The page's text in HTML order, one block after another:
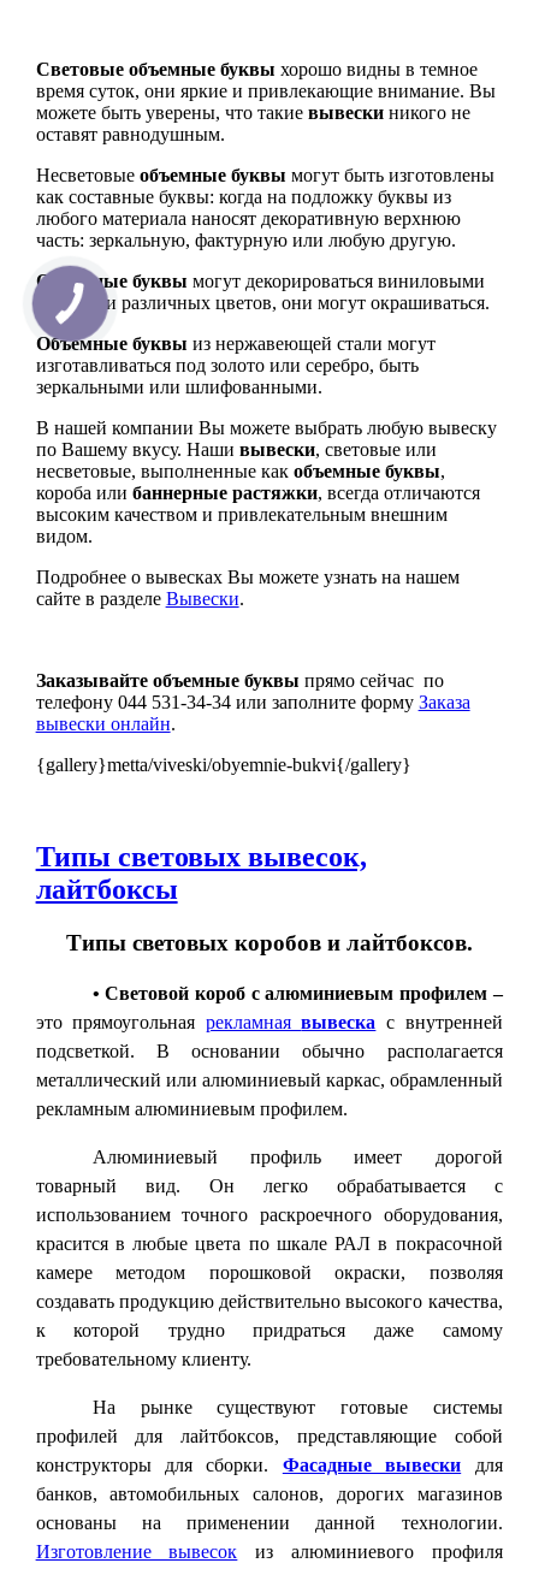
Световые объемные буквы хорошо видны в темное
время суток, они яркие и привлекающие внимание. Вы
можете быть уверены, что такие вывескиникого не
оставят равнодушным.
Несветовые объемные буквы могут быть изготовлены
как составные буквы: когда на подложку буквы из
любого материала наносят декоративную верхнюю
часть: зеркальную, фактурную или любую другую.
Объемные буквы могут декорироваться виниловыми
пленками различных цветов, они могут окрашиваться.
Объемные буквы из нержавеющей стали могут
изготавливаться под золото или серебро, быть
зеркальными или шлифованными.
В нашей компании Вы можете выбрать любую вывеску
по Вашему вкусу. Наши вывески, световые или
несветовые, выполненные как объемные буквы,
короба или баннерные растяжки, всегда отличаются
высоким качеством и привлекательным внешним
видом.
Подробнее о вывесках Вы можете узнать на нашем
сайте в разделе Вывески.
Заказывайте объемные буквы прямо сейчас по
телефону 044 531-34-34 или заполните форму Заказа
вывески онлайн.
{gallery}metta/viveski/obyemnie-bukvi{/gallery}
Типы световых вывесок,
лайтбоксы
Типы световых коробов и лайтбоксов.
• Световой короб с алюминиевым профилем–
это прямоугольная рекламнаявывеска с внутренней
подсветкой. В основании обычно располагается
металлический или алюминиевый каркас, обрамленный
рекламным алюминиевым профилем.
Алюминиевый профиль имеет дорогой
товарный вид. Он легко обрабатывается с
использованием точного раскроечного оборудования,
красится в любые цвета по шкале РАЛ в покрасочной
камере методом порошковой окраски, позволяя
создавать продукцию действительно высокого качества,
к которой трудно придраться даже самому
требовательному клиенту.
На рынке существуют готовые системы
профилей для лайтбоксов, представляющие собой
конструкторы для сборки. Фасадные вывески для
банков, автомобильных салонов, дорогих магазинов
основаны на применении данной технологии.
Изготовление вывесок из алюминиевого профиля